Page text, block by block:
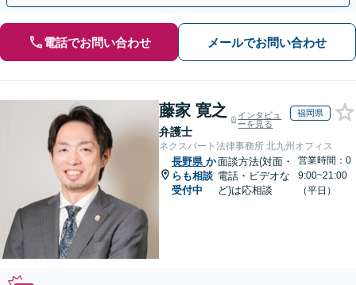
電話でお問い合わせ メールでお問い合わせ
藤家 寛之
弁護士
インタビュ
ーを見る
福岡県
ネクスパート法律事務所 北九州オフィス
長野県 か
らも相談
受付中
面談方法(対面・
電話・ビデオな
ど)は応相談
営業時間：0
9:00~21:00
（平日）